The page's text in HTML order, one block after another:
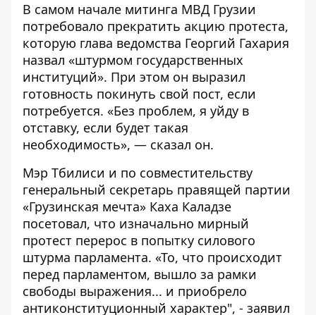
В самом начале митинга МВД Грузии
потребовало прекратить акцию протеста,
которую глава ведомства Георгий Гахария
назвал «штурмом государственных
институций». При этом он выразил
готовность покинуть свой пост, если
потребуется. «Без проблем, я уйду в
отставку, если будет такая
необходимость», — сказал он.
Мэр Тбилиси и по совместительству
генеральный секретарь правящей партии
«Грузинская мечта» Каха Каладзе
посетовал, что изначально мирный
протест перерос в попытку силового
штурма парламента. «То, что происходит
перед парламентом, вышло за рамки
свободы выражения... и приобрело
антиконституционный характер", - заявил